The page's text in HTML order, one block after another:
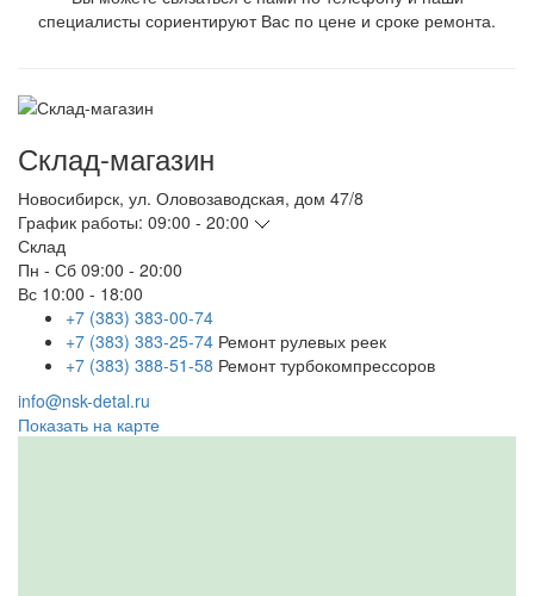
специалисты сориентируют Вас по цене и сроке ремонта.
Склад-магазин
Новосибирск, ул. Оловозаводская, дом 47/8
График работы: 09:00 - 20:00
Склад
Пн - Сб 09:00 - 20:00
Вс 10:00 - 18:00
+7 (383) 383-00-74
+7 (383) 383-25-74 Ремонт рулевых реек
+7 (383) 388-51-58 Ремонт турбокомпрессоров
info@nsk-detal.ru
Показать на карте